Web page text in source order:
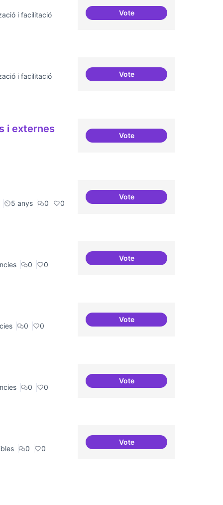
i facilitació
VoteRepositori de coneixement
i facilitació
VoteRelatoria col·laborativa
i externes
VoteRelació equilibrada entre
5 anys 0 0
VoteRefugi en cas d'un tall a
0 0
VoteRecerca i re-avaluació
0 0
VoteRecerca + residències
0 0
VoteRecerca + residències
0 0
VotePunt de defensa de Drets